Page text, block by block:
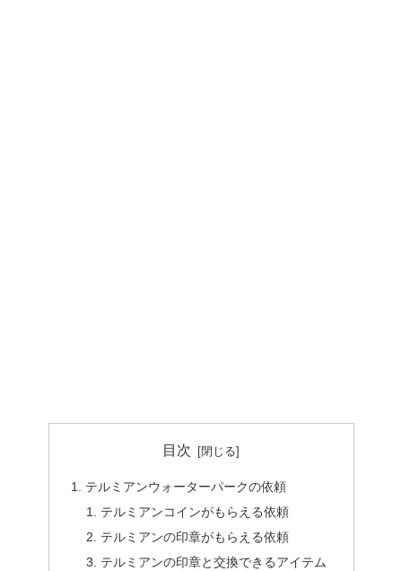
目次
テルミアンウォーターパークの依頼
テルミアンコインがもらえる依頼
テルミアンの印章がもらえる依頼
テルミアンの印章と交換できるアイテム